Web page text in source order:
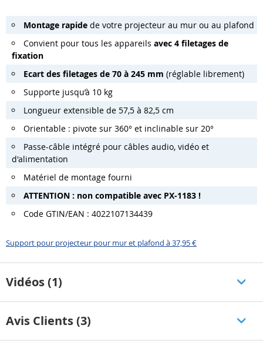
Montage rapide de votre projecteur au mur ou au plafond
Convient pour tous les appareils avec 4 filetages de
fixation
Ecart des filetages de 70 à 245 mm (réglable librement)
Supporte jusqu’à 10 kg
Longueur extensible de 57,5 à 82,5 cm
Orientable : pivote sur 360° et inclinable sur 20°
Passe-câble intégré pour câbles audio, vidéo et
d'alimentation
Matériel de montage fourni
ATTENTION : non compatible avec PX-1183 !
Code GTIN/EAN : 4022107134439
Support pour projecteur pour mur et plafond à 37,95 €
Vidéos (1)
Avis Clients (3)